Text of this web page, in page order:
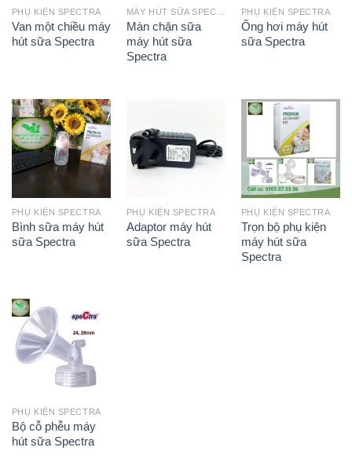
PHỤ KIỆN SPECTRA
Van một chiều máy
hút sữa Spectra
MÁY HÚT SỮA SPECTRA
Màn chặn sữa
máy hút sữa
Spectra
PHỤ KIỆN SPECTRA
Ống hơi máy hút
sữa Spectra
PHỤ KIỆN SPECTRA
Bình sữa máy hút
sữa Spectra
PHỤ KIỆN SPECTRA
Adaptor máy hút
sữa Spectra
PHỤ KIỆN SPECTRA
Trọn bộ phụ kiện
máy hút sữa
Spectra
PHỤ KIỆN SPECTRA
Bộ cỗ phễu máy
hút sữa Spectra